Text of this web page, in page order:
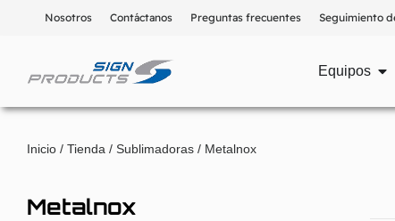
Nosotros Contáctanos Preguntas frecuentes Seguimiento
Equipos
Inicio / Tienda / Sublimadoras / Metalnox
Metalnox